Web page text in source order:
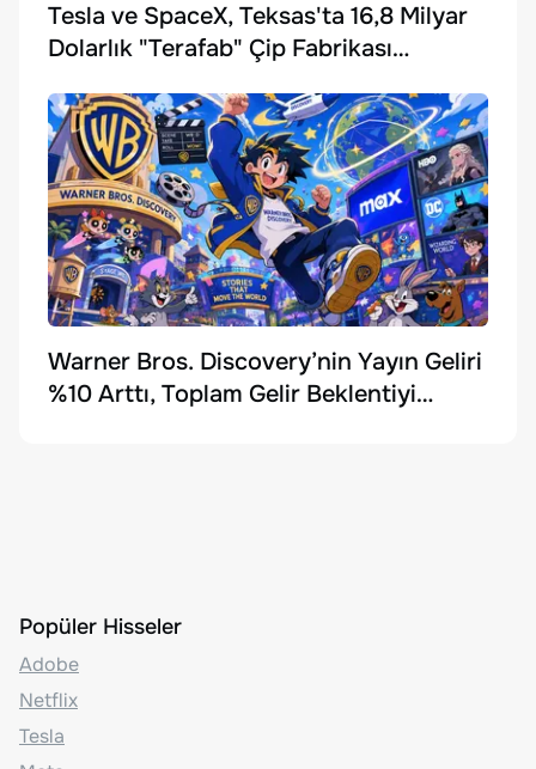
Tesla ve SpaceX, Teksas'ta 16,8 Milyar
Dolarlık "Terafab" Çip Fabrikası
Warner Bros. Discovery’nin Yayın Geliri
%10 Arttı, Toplam Gelir Beklentiyi
Popüler Hisseler
Adobe
Netflix
Tesla